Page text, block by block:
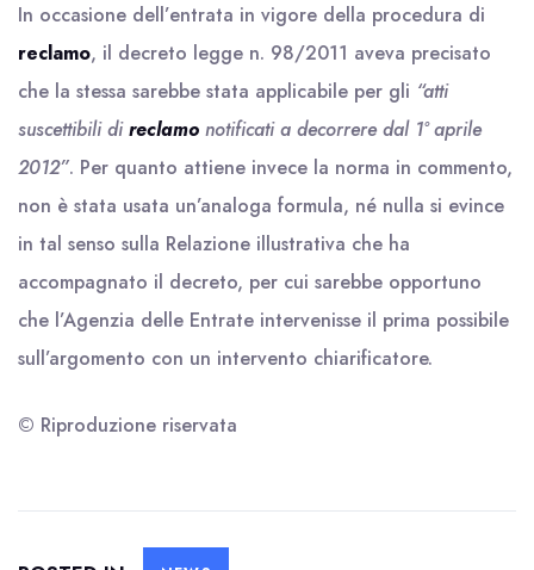
In occasione dell’entrata in vigore della procedura di
reclamo, il decreto legge n. 98/2011 aveva precisato
che la stessa sarebbe stata applicabile per gli “atti
suscettibili direclamo notificati a decorrere dal 1° aprile
2012”. Per quanto attiene invece la norma in commento,
non è stata usata un’analoga formula, né nulla si evince
in tal senso sulla Relazione illustrativa che ha
accompagnato il decreto, per cui sarebbe opportuno
che l’Agenzia delle Entrate intervenisse il prima possibile
sull’argomento con un intervento chiarificatore.
© Riproduzione riservata